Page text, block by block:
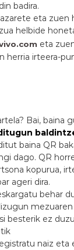
badira.
eta zuen
helbide
eta
herria irteera-
Bai, baina
baina QR
dago. QR
kopurua,
ageri dira.
behar
besterik ez
naiz eta